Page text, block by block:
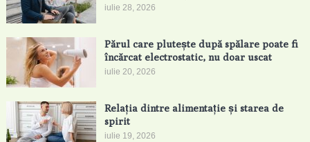
iulie 28, 2026
Părul care plutește după spălare poate fi
încărcat electrostatic, nu doar uscat
iulie 20, 2026
Relația dintre alimentație și starea de
spirit
iulie 19, 2026